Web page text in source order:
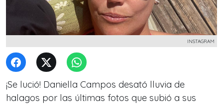
INSTAGRAM
¡Se lució! Daniella Campos desató lluvia de
halagos por las últimas fotos que subió a sus